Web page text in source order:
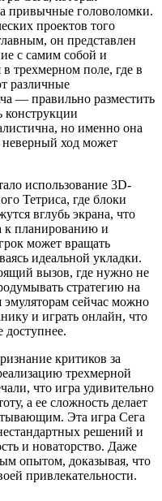
привычные головоломки.
проектов того
он представлен
с самим собой и
трехмерном поле, где в
различные
— правильно разместить
конструкции
но именно она
неверный ход может
использование 3D-
Тетриса, где блоки
вглубь экрана, что
к планированию и
может вращать
идеальной укладки.
вызов, где нужно не
стратегию на
эмуляторам сейчас можно
и играть онлайн, что
доступнее.
критиков за
трехмерной
что игра удивительно
а ее сложность делает
Эта игра Сега
решений и
и новаторство. Даже
опытом, доказывая, что
привлекательности.